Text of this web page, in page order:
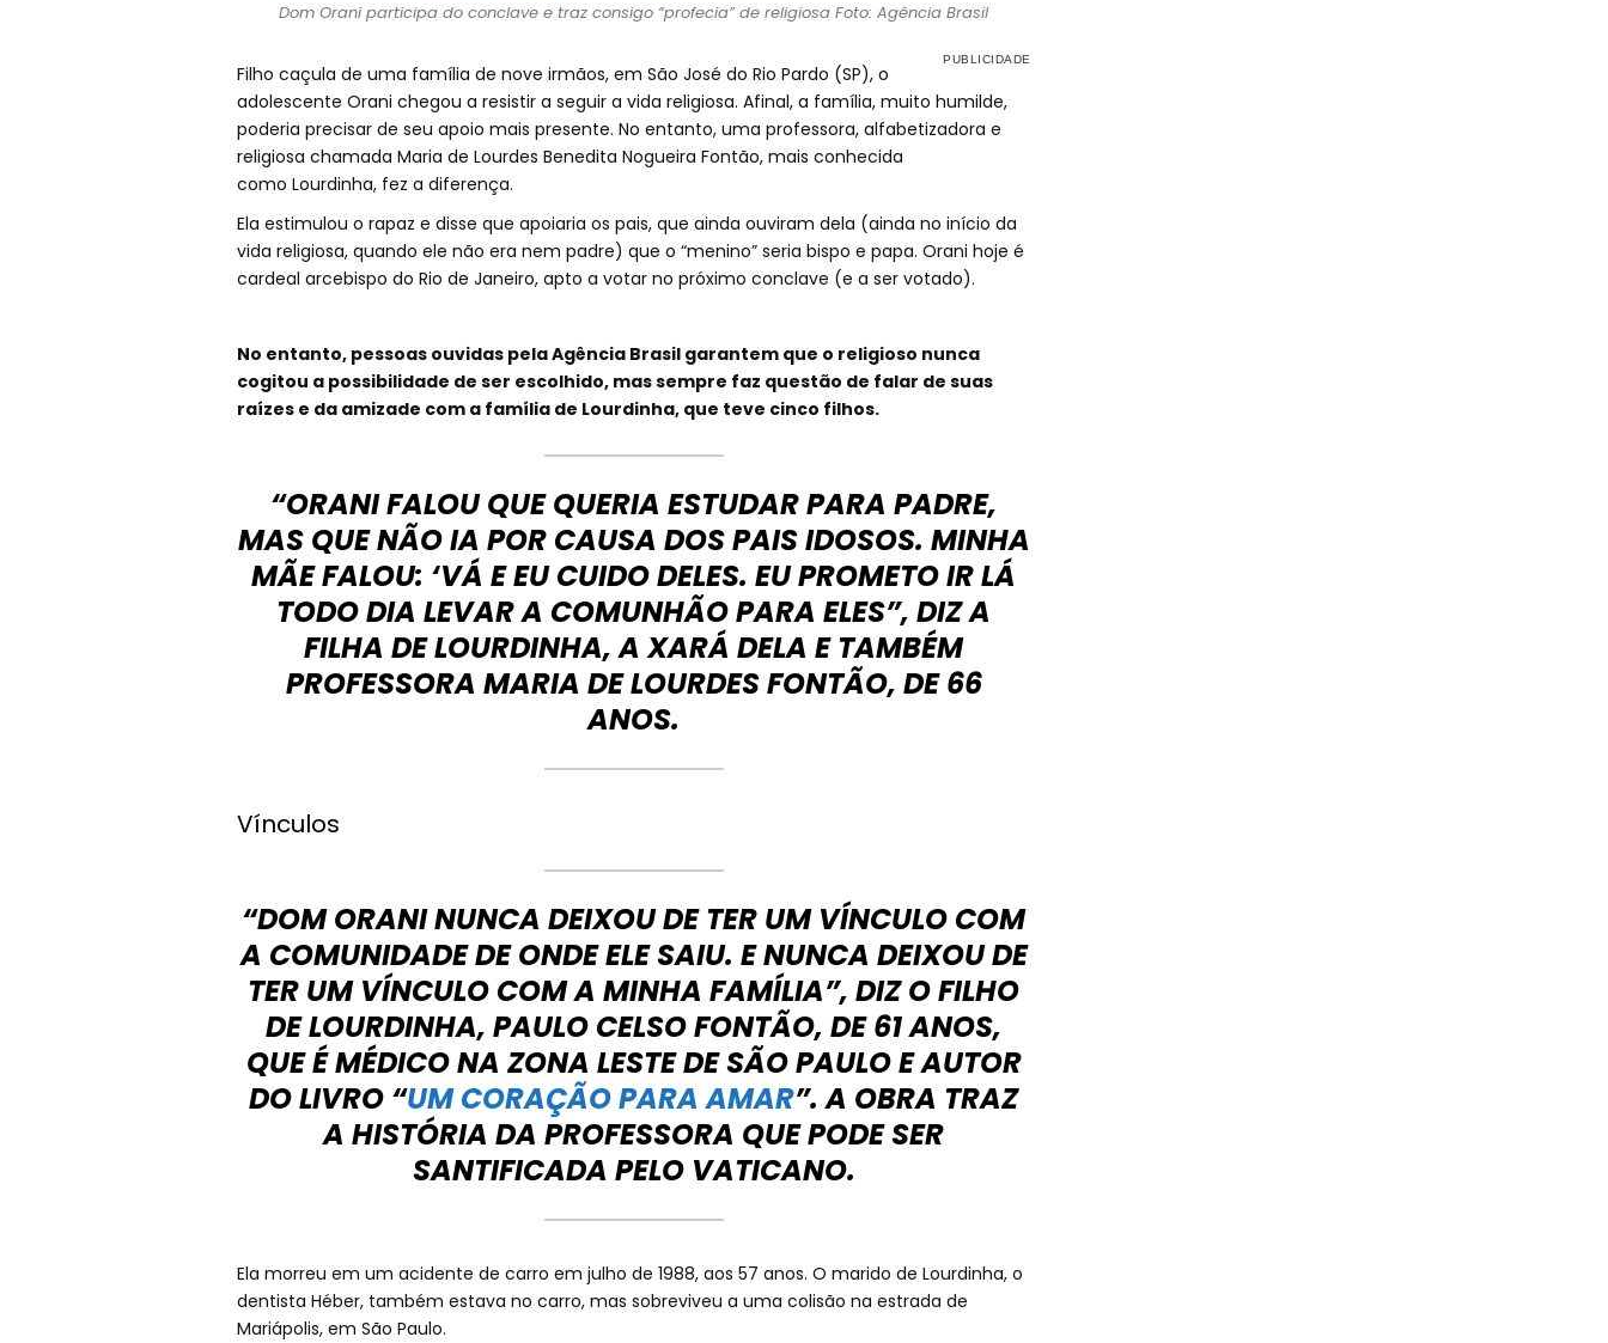
Dom Orani participa do conclave e traz consigo “profecia” de religiosa Foto: Agência Brasil
Filho caçula de uma família de nove irmãos, em São José do Rio Pardo (SP), o
adolescente Orani chegou a resistir a seguir a vida religiosa. Afinal, a família, muito humilde,
poderia precisar de seu apoio mais presente. No entanto, uma professora, alfabetizadora e
religiosa chamada Maria de Lourdes Benedita Nogueira Fontão, mais conhecida
como Lourdinha, fez a diferença.
Ela estimulou o rapaz e disse que apoiaria os pais, que ainda ouviram dela (ainda no início da
vida religiosa, quando ele não era nem padre) que o “menino” seria bispo e papa. Orani hoje é
cardeal arcebispo do Rio de Janeiro, apto a votar no próximo conclave (e a ser votado).
No entanto, pessoas ouvidas pela Agência Brasil garantem que o religioso nunca
cogitou a possibilidade de ser escolhido, mas sempre faz questão de falar de suas
raízes e da amizade com a família de Lourdinha, que teve cinco filhos.
“ORANI FALOU QUE QUERIA ESTUDAR PARA PADRE,
MAS QUE NÃO IA POR CAUSA DOS PAIS IDOSOS. MINHA
MÃE FALOU: ‘VÁ E EU CUIDO DELES. EU PROMETO IR LÁ
TODO DIA LEVAR A COMUNHÃO PARA ELES”, DIZ A
FILHA DE LOURDINHA, A XARÁ DELA E TAMBÉM
PROFESSORA MARIA DE LOURDES FONTÃO, DE 66
ANOS.
Vínculos
“DOM ORANI NUNCA DEIXOU DE TER UM VÍNCULO COM
A COMUNIDADE DE ONDE ELE SAIU. E NUNCA DEIXOU DE
TER UM VÍNCULO COM A MINHA FAMÍLIA”, DIZ O FILHO
DE LOURDINHA, PAULO CELSO FONTÃO, DE 61 ANOS,
QUE É MÉDICO NA ZONA LESTE DE SÃO PAULO E AUTOR
DO LIVRO “UM CORAÇÃO PARA AMAR”. A OBRA TRAZ
A HISTÓRIA DA PROFESSORA QUE PODE SER
SANTIFICADA PELO VATICANO.
Ela morreu em um acidente de carro em julho de 1988, aos 57 anos. O marido de Lourdinha, o
dentista Héber, também estava no carro, mas sobreviveu a uma colisão na estrada de
Mariápolis, em São Paulo.